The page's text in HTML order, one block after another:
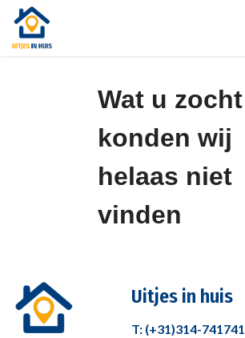
Wat u zocht
konden wij
helaas niet
vinden
Uitjes in huis
T: (+31)314-741741